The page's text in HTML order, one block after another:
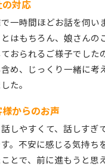
対応
一時間ほどお話を伺い
はもちろん、娘さんの
おられるご様子でした
め、じっくり一緒に考
た。
からのお声
しやすくて、話しすぎ
。不安に感じる気持ち
とで、前に進もうと思